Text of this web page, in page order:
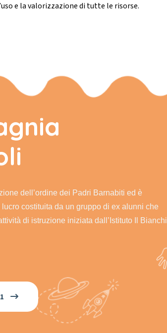
e la valorizzazione di tutte le risorse.
dell’ordine dei Padri Barnabiti ed è
costituita da un gruppo di ex alunni che
di istruzione iniziata dall’Istituto Il Bianchi